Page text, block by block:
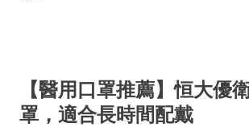
【醫用口罩推薦】恒大優
罩，適合長時間配戴